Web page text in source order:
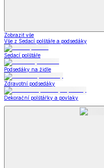
Zobrazit vše
Vše z Sedací polštáře a podsedáky
Sedací polštáře
Podsedáky na židle
Zdravotní podsedáky
Dekorační polštářky a povlaky